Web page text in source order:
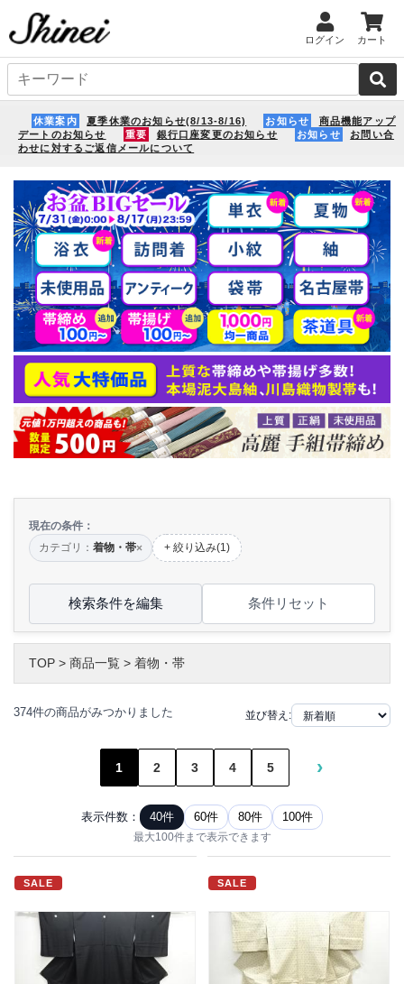
ログイン カート
休業案内 夏季休業のお知らせ(8/13-8/16) お知らせ
商品機能アップ
デートのお知らせ
重要 銀行口座変更のお知らせ お知らせ
お問い合
わせに対するご返信メールについて
現在の条件：
カテゴリ： 着物・帯× + 絞り込み(1)
検索条件を編集 条件リセット
TOP > 商品一覧 > 着物・帯
374件の商品がみつかりました 並び替え:
1 2 3 4 5 ›
表示件数： 40件 60件 80件 100件
最大100件まで表示できます
SALE SALE